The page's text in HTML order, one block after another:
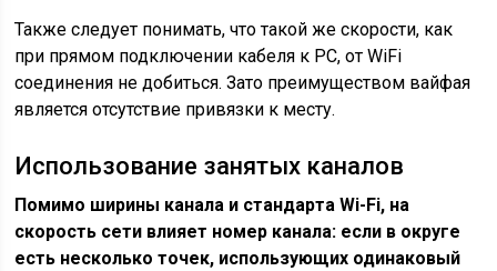
Также следует понимать, что такой же скорости, как
при прямом подключении кабеля к PC, от WiFi
соединения не добиться. Зато преимуществом вайфая
является отсутствие привязки к месту.
Использование занятых каналов
Помимо ширины канала и стандартаWi- Fi, на
скорость сети влияет номер канала: если в округе
есть несколько точек, использующих одинаковый